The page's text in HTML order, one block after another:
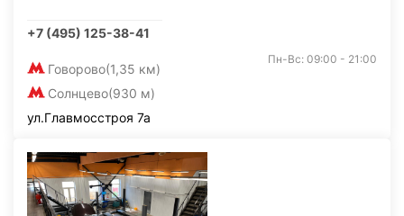
+7 (495) 125-38-41
Говорово(1,35 км)
Солнцево(930 м)
Пн-Вс: 09:00 - 21:00
ул.Главмосстроя 7а